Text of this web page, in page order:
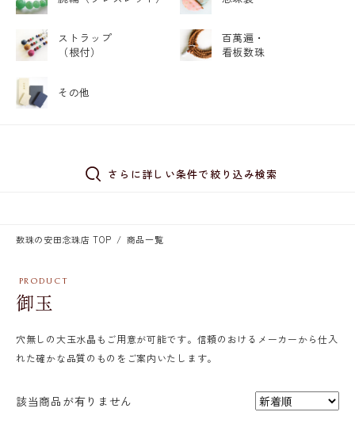
ストラップ
（根付）
百萬遍・
看板数珠
その他
さらに詳しい条件で絞り込み検索
数珠の安田念珠店 TOP 商品一覧
御玉
穴無しの大玉水晶もご用意が可能です。信頼のおけるメーカーから仕入
れた確かな品質のものをご案内いたします。
該当商品が有りません